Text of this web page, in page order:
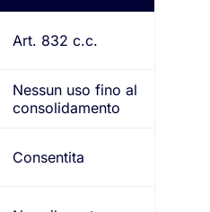
Art. 832 c.c.
Nessun uso fino al
consolidamento
Consentita